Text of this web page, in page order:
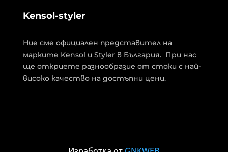
Kensol-styler
Ние сме официален представител на
марките Kensol и Styler в България. При нас
ще откриете разнообразие от стоки с най-
високо качество на достъпни цени.